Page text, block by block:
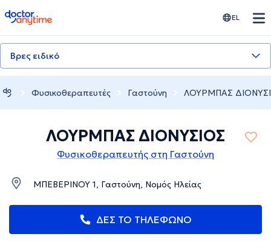
doctoranytime EL
Βρες ειδικό
Φυσικοθεραπευτές Γαστούνη ΛΟΥΡΜΠΑΣ
ΛΟΥΡΜΠΑΣ ΔΙΟΝΥΣΙΟΣ
Φυσικοθεραπευτής στη Γαστούνη
ΜΠΕΒΕΡΙΝΟΥ 1, Γαστούνη, Νομός Ηλείας
ΔΕΣ ΤΟ ΤΗΛΕΦΩΝΟ